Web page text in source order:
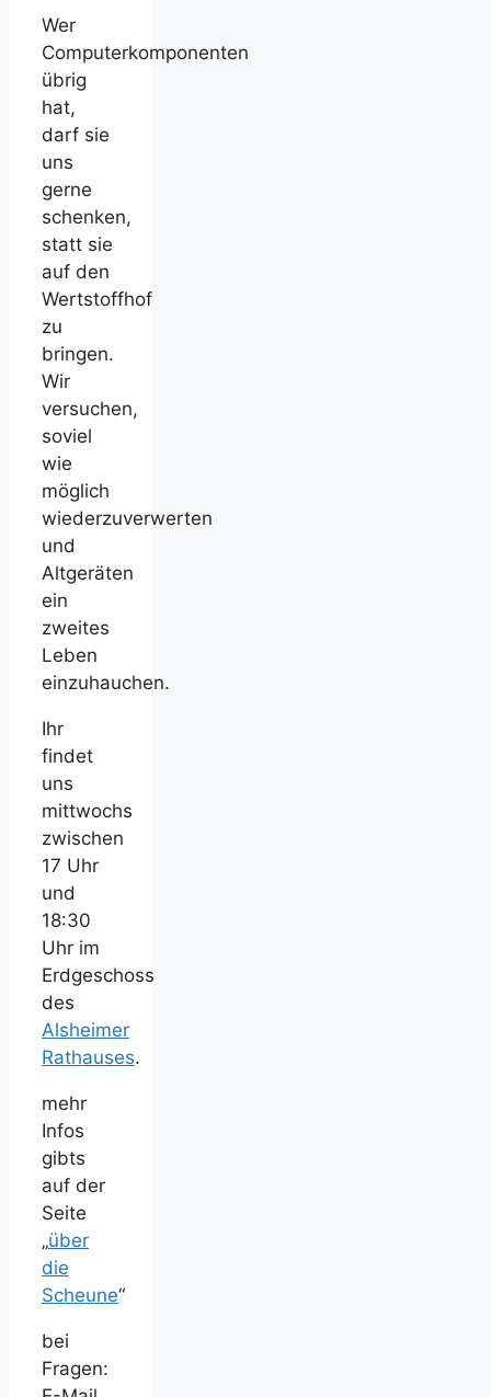
Wer
Computerkomponenten
übrig
hat,
darf sie
uns
gerne
schenken,
statt sie
auf den
Wertstoffhof
zu
bringen.
Wir
versuchen,
soviel
wie
möglich
wiederzuverwerten
und
Altgeräten
ein
zweites
Leben
einzuhauchen.
Ihr
findet
uns
mittwochs
zwischen
17 Uhr
und
18:30
Uhr im
Erdgeschoss
des
Alsheimer
Rathauses.
mehr
Infos
gibts
auf der
Seite
„über
die
Scheune“
bei
Fragen: